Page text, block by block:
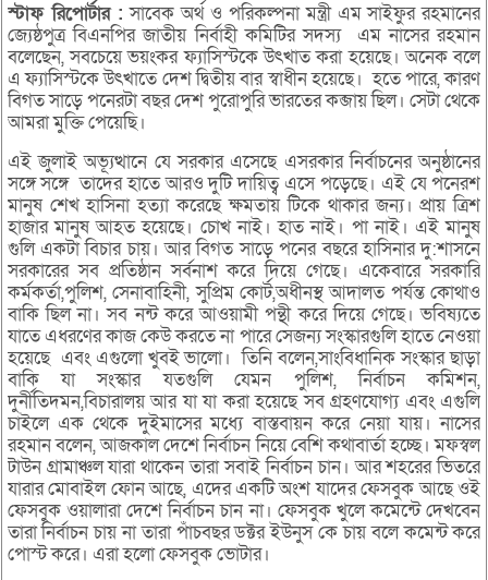
স্টাফরিপোর্টার : সাবেক অর্থ ও পরিকল্পনা মন্ত্রী এম সাইফুর রহমানের
জ্যেষ্ঠপুত্র বিএনপির জাতীয় নির্বাহী কমিটির সদস্য এম নাসের রহমান
বলেছেন, সবচেয়ে ভয়ংকর ফ্যাসিস্টকে উৎখাত করা হয়েছে। অনেক বলে
এ ফ্যাসিস্টকে উৎখাতে দেশ দ্বিতীয় বার স্বাধীন হয়েছে। হতে পারে, কারণ
বিগত সাড়ে পনেরটা বছর দেশ পুরোপুরি ভারতের কব্জায় ছিল। সেটা থেকে
আমরা মুক্তি পেয়েছি।
এই জুলাই অভ্যূত্থানে যে সরকার এসেছে এসরকার নির্বাচনের অনুষ্ঠানের
সঙ্গে সঙ্গে তাদের হাতে আরও দুটি দায়িত্ব এসে পড়েছে। এই যে পনেরশ
মানুষ শেখ হাসিনা হত্যা করেছে ক্ষমতায় টিকে থাকার জন্য। প্রায় ত্রিশ
হাজার মানুষ আহত হয়েছে। চোখ নাই। হাত নাই। পা নাই। এই মানুষ
গুলি একটা বিচার চায়। আর বিগত সাড়ে পনের বছরে হাসিনার দু:শাসনে
সরকারের সব প্রতিষ্ঠান সর্বনাশ করে দিয়ে গেছে। একেবারে সরকারি
কর্মকর্তা,পুলিশ, সেনাবাহিনী, সুপ্রিম কোর্ট,অধীনস্থ আদালত পর্যন্ত কোথাও
বাকি ছিল না। সব নন্ট করে আওয়ামী পন্থী করে দিয়ে গেছে। ভবিষ্যতে
যাতে এধরণের কাজ কেউ করতে না পারে সেজন্য সংস্কারগুলি হাতে নেওয়া
হয়েছে এবং এগুলো খুবই ভালো। তিনি বলেন,সাংবিধানিক সংস্কার ছাড়া
বাকি যা সংস্কার যতগুলি যেমন পুলিশ, নির্বাচন কমিশন,
দুর্নীতিদমন,বিচারালয় আর যা যা করা হয়েছে সব গ্রহণযোগ্য এবং এগুলি
চাইলে এক থেকে দুইমাসের মধ্যে বাস্তবায়ন করে নেয়া যায়। নাসের
রহমান বলেন, আজকাল দেশে নির্বাচন নিয়ে বেশি কথাবার্তা হচ্ছে। মফস্বল
টাউন গ্রামাঞ্চল যারা থাকেন তারা সবাই নির্বাচন চান। আর শহরের ভিতরে
যারার মোবাইল ফোন আছে, এদের একটি অংশ যাদের ফেসবুক আছে ওই
ফেসবুক ওয়ালারা দেশে নির্বাচন চান না। ফেসবুক খুলে কমেন্টে দেখবেন
তারা নির্বাচন চায় না তারা পাঁচবছর ডক্টর ইউনুস কে চায় বলে কমেন্ট করে
পোস্ট করে। এরা হলো ফেসবুক ভোটার।